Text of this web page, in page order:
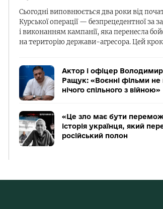
Сьогодні виповнюється два роки від
Курської операції — безпрецедентної за
і виконанням кампанії, яка перенесла
на територію держави-агресора. Цей
Актор і офіцер Володимир
Ращук: «Воєнні фільми
нічого спільного з війною»
«Це зло має бути
історія українця, який
російський полон